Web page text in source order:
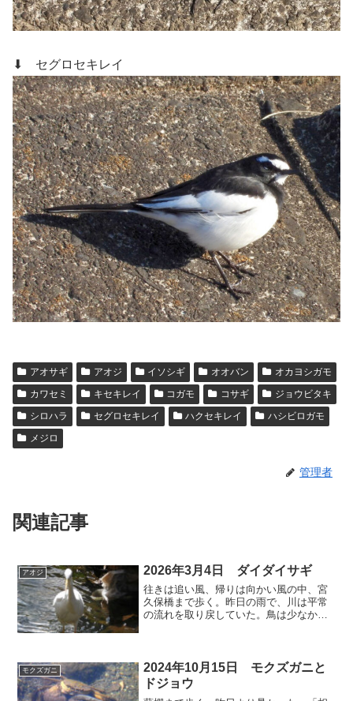
⬇ セグロセキレイ
アオサギ アオジ イソシギ オオバン
オカヨシガモ
カワセミ
キセキレイ コガモ コサギ
ジョウビタキ
シロハラ
セグロセキレイ ハクセキレイ
ハシビロガモ
メジロ
管理者
関連記事
アオジ 2026年3月4日 ダイダイサギ
往きは追い風、帰りは向かい風の中、宮
久保橋まで歩く。昨日の雨で、川は平常
の流れを取り戻していた。鳥は少なかっ
てメスだった。写真...
モクズガニ
2024年10月15日 モクズガニと
ドジョウ